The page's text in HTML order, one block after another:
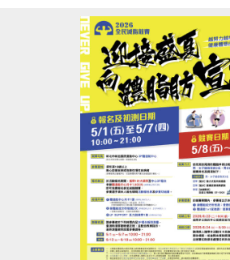
新店國民運動中心 敬啟